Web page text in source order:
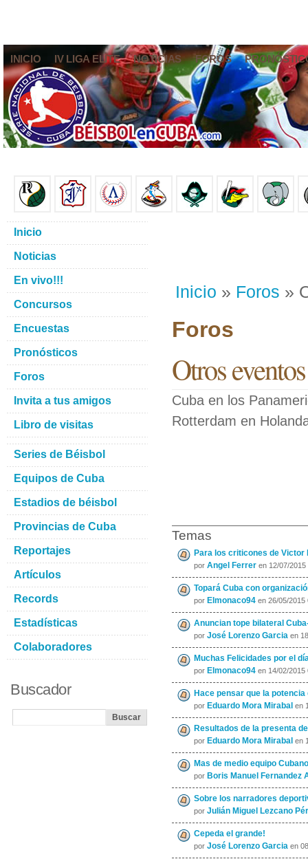
INICIO IV LIGA ELITE NOTICIAS FOROS
Inicio » Foros »
Foros
Otros
Cuba en los
Rotterdam en
Temas
Para los criticones de Victor
por Angel Ferrer en 12/07/2015
Topará Cuba con
por Elmonaco94 en 26/05/2015
Anuncian tope bilateral
por José Lorenzo Garcia en
Muchas Felicidades por el
por Elmonaco94 en 14/02/2015
Hace pensar que la potencia
por Eduardo Mora Mirabal en
Resultados de la presenta
por Eduardo Mora Mirabal en
Mas de medio equipo
por Boris Manuel Fernandez
Sobre los narradores
por Julián Miguel Lezcano
Cepeda el grande!
por José Lorenzo Garcia en
Inicio
Noticias
En vivo!!!
Concursos
Encuestas
Pronósticos
Foros
Invita a tus amigos
Libro de visitas
Series de Béisbol
Equipos de Cuba
Estadios de béisbol
Provincias de Cuba
Reportajes
Artículos
Records
Estadísticas
Colaboradores
Buscador